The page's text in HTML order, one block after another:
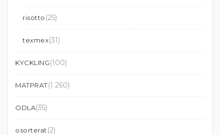
risotto (25)
texmex(31)
KYCKLING(100)
MATPRAT(1 260)
ODLA(35)
osorterat (2)